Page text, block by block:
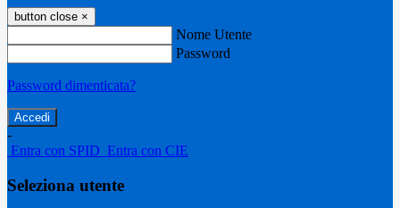
button close ×
Nome Utente
Password
Password dimenticata?
-
Entra con SPID Entra con CIE
Seleziona utente